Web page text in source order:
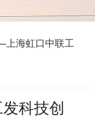
海虹口中联工
科技创